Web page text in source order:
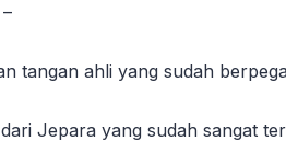
tangan ahli yang sudah
Jepara yang sudah sangat